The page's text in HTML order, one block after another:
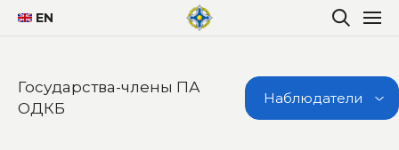
EN
Государства-члены ПА
ОДКБ
Наблюдатели